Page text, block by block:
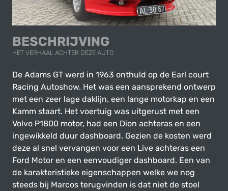
BESCHRIJVING
HET VERHAAL ACHTER DEZE AUTO
De Adams GT werd in 1963 onthuld op de Earl court
Racing Autoshow. Het was een aansprekend ontwerp
met een zeer lage daklijn, een lange motorkap en een
Kamm staart. Het voertuig was uitgerust met een
Volvo P1800 motor, had een Dion achteras en een
ingewikkeld duur dashboard. Gezien de kosten werd
deze al snel vervangen voor een Live achteras een
Ford Motor en een eenvoudiger dashboard. Een van
de karakteristieke eigenschappen welke we nog
steeds bij Marcos terugvinden is dat niet de stoel